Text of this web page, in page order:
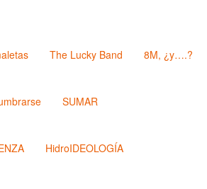
The Lucky Band 8M, ¿y….?
SUMAR
HidroIDEOLOGÍA